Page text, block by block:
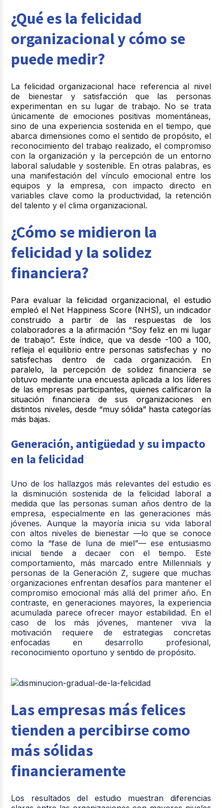
¿Qué es la felicidad
organizacional y cómo se
puede medir?
La felicidad organizacional hace referencia al nivel
de bienestar y satisfacción que las personas
experimentan en su lugar de trabajo. No se trata
únicamente de emociones positivas momentáneas,
sino de una experiencia sostenida en el tiempo, que
abarca dimensiones como el sentido de propósito, el
reconocimiento del trabajo realizado, el compromiso
con la organización y la percepción de un entorno
laboral saludable y sostenible. En otras palabras, es
una manifestación del vínculo emocional entre los
equipos y la empresa, con impacto directo en
variables clave como la productividad, la retención
del talento y el clima organizacional.
¿Cómo se midieron la
felicidad y la solidez
financiera?
Para evaluar la felicidad organizacional, el estudio
empleó el Net Happiness Score (NHS), un indicador
construido a partir de las respuestas de los
colaboradores a la afirmación “Soy feliz en mi lugar
de trabajo”. Este índice, que va desde -100 a 100,
refleja el equilibrio entre personas satisfechas y no
satisfechas dentro de cada organización. En
paralelo, la percepción de solidez financiera se
obtuvo mediante una encuesta aplicada a los líderes
de las empresas participantes, quienes calificaron la
situación financiera de sus organizaciones en
distintos niveles, desde “muy sólida” hasta categorías
más bajas.
Generación, antigüedad y su impacto
en la felicidad
Uno de los hallazgos más relevantes del estudio es
la disminución sostenida de la felicidad laboral a
medida que las personas suman años dentro de la
empresa, especialmente en las generaciones más
jóvenes. Aunque la mayoría inicia su vida laboral
con altos niveles de bienestar —lo que se conoce
como la “fase de luna de miel”— ese entusiasmo
inicial tiende a decaer con el tiempo. Este
comportamiento, más marcado entre Millennials y
personas de la Generación Z, sugiere que muchas
organizaciones enfrentan desafíos para mantener el
compromiso emocional más allá del primer año. En
contraste, en generaciones mayores, la experiencia
acumulada parece ofrecer mayor estabilidad. En el
caso de los más jóvenes, mantener viva la
motivación requiere de estrategias concretas
enfocadas en desarrollo profesional,
reconocimiento oportuno y sentido de propósito.
Las empresas más felices
tienden a percibirse como
más sólidas
financieramente
Los resultados del estudio muestran diferencias